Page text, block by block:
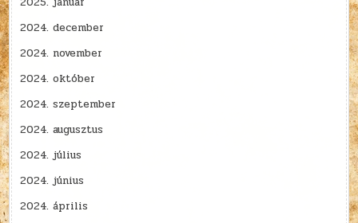
2024. december
2024. november
2024. október
2024. szeptember
2024. augusztus
2024. július
2024. június
2024. április